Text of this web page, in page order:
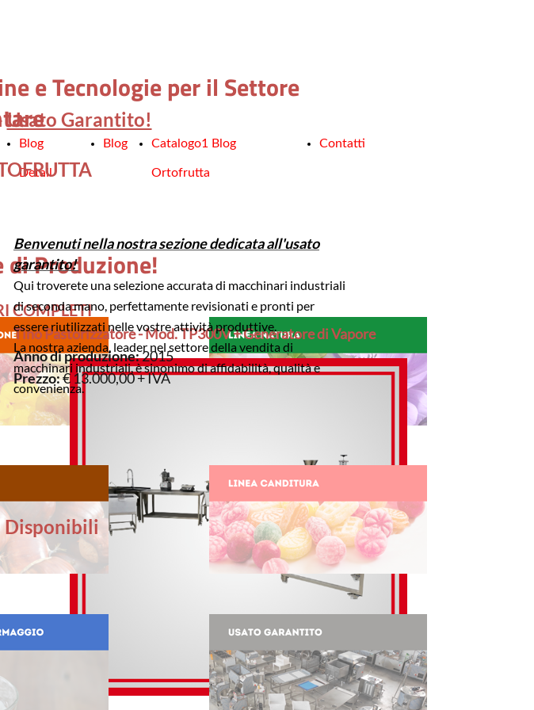
e Tecnologie per il Settore
Usato Garantito!
Blog
Detail
Blog Catalogo1 Blog
Ortofrutta
Contatti
Benvenuti nella nostra sezione dedicata all'usato
garantito!
Qui troverete una selezione accurata di macchinari industriali
di seconda mano, perfettamente revisionati e pronti per
essere riutilizzati nelle vostre attività produttive.
La nostra azienda, leader nel settore della vendita di
macchinari industriali, è sinonimo di affidabilità, qualità e
convenienza.
di Produzione!
COMPLETI
Tino Pastorizzatore - Mod. TP300V + Generatore di Vapore
Anno di produzione:2015
Prezzo:€ 13.000,00 + IVA
Disponibili